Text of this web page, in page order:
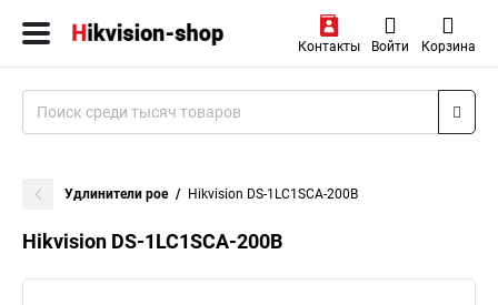
Контакты Войти Корзина
Удлинители poe Hikvision DS-1LC1SCA-200B
Hikvision DS-1LC1SCA-200B